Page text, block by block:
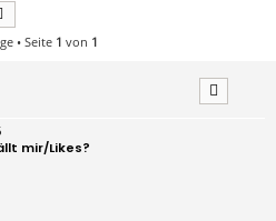
• Seite 1 von 1
mir/Likes?